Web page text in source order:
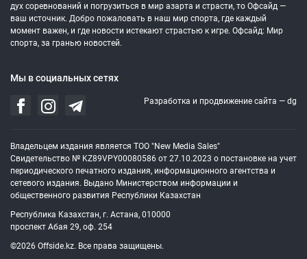
дух соревнований и погрузиться в мир азарта и страсти, то Офсайд —
ваш источник. Добро пожаловать в наш мир спорта, где каждый
момент важен, и где новости истекают страстью к игре. Офсайд: Мир
спорта, за гранью новостей.
Мы в социальных сетях
Разработка и продвижение сайта — dg
Владельцем издания является ТОО "New Media Sales"
Свидетельство № KZ89VPY00080586 от 27.10.2023 о постановке на учет
периодического печатного издания, информационного агентства и
сетевого издания. Выдано Министерством информации и
общественного развития Республики Казахстан
Республика Казахстан, г. Астана, 010000
проспект Абая 29, оф. 254
©2026 Offside.kz. Все права защищены.